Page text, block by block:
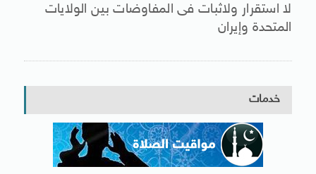
لا استقرار ولاثبات فى المفاوضات بين الولايات
المتحدة وإيران
خدمات